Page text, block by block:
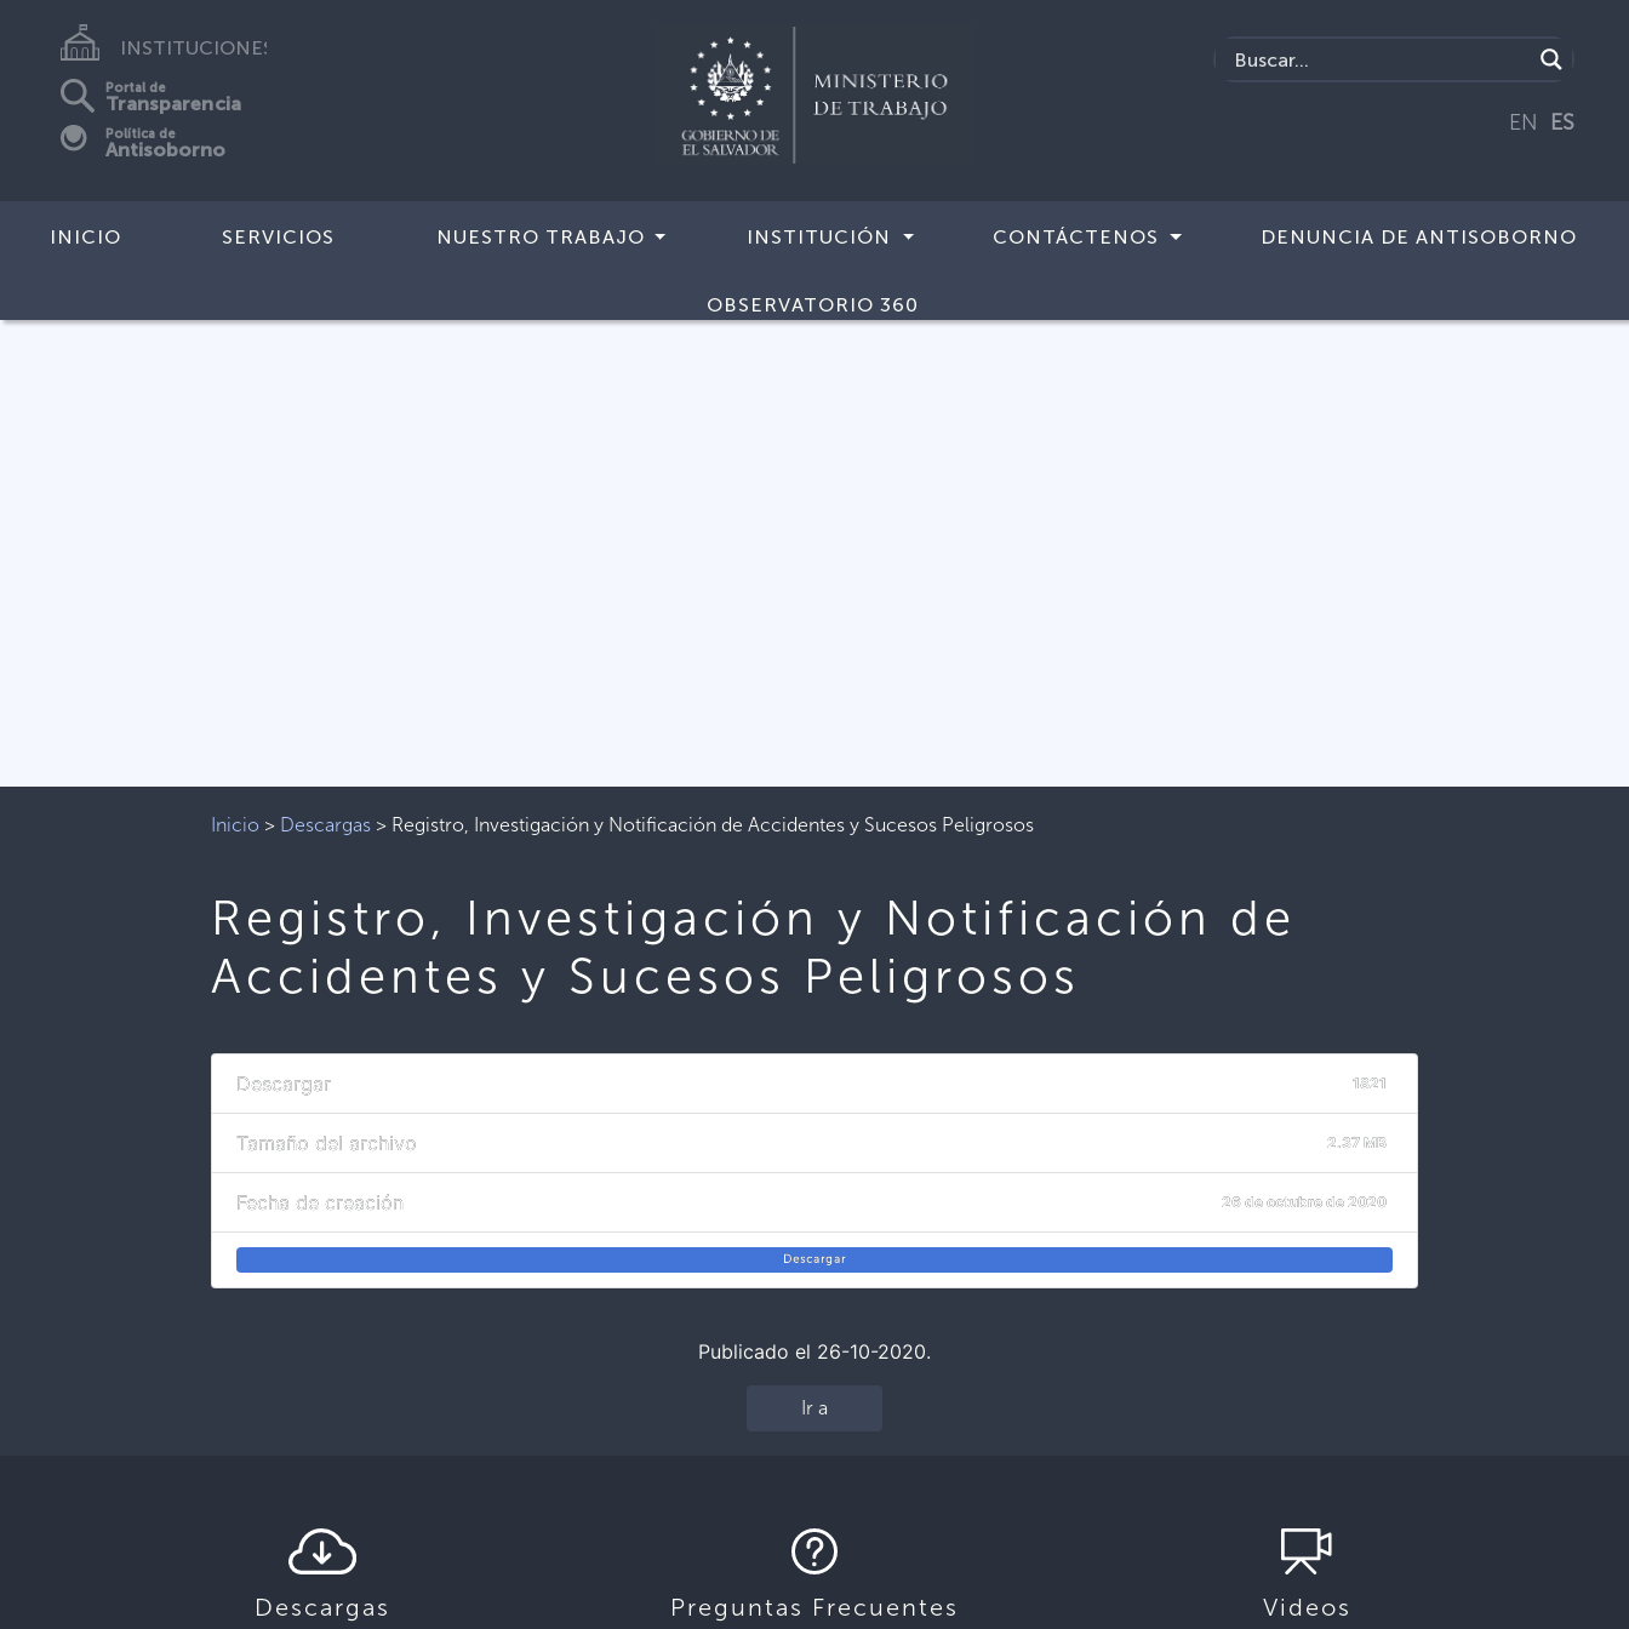
INSTITUCIONES
Portal de
Transparencia
Política de
Antisoborno
EN ES
INICIO SERVICIOS NUESTRO TRABAJO INSTITUCIÓN CONTÁCTENOS DENUNCIA DE ANTISOBORNO
OBSERVATORIO 360
Inicio > Descargas > Registro, Investigación y Notificación de Accidentes y Sucesos Peligrosos
Registro, Investigación y Notificación de
Accidentes y Sucesos Peligrosos
Descargar 1821
Tamaño del archivo 2.37 MB
Fecha de creación 26 de octubre de 2020
Descargar
Publicado el 26-10-2020.
Ir a
Descargas Preguntas Frecuentes Videos